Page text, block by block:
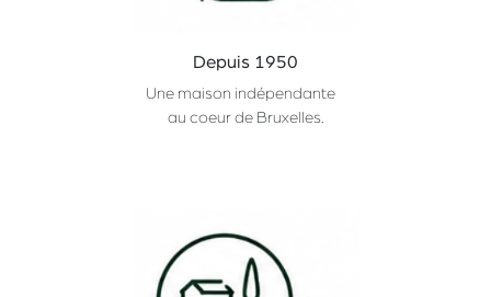
Depuis 1950
Une maison indépendante
au coeur de Bruxelles.